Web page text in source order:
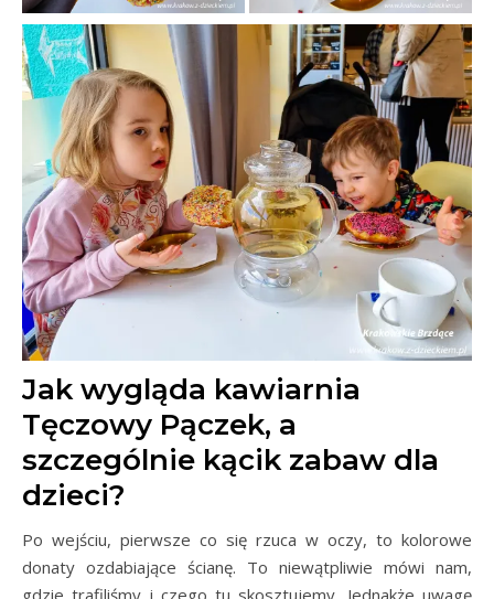
Jak wygląda kawiarnia
Tęczowy Pączek, a
szczególnie kącik zabaw dla
dzieci?
Po wejściu, pierwsze co się rzuca w oczy, to kolorowe
donaty ozdabiające ścianę. To niewątpliwie mówi nam,